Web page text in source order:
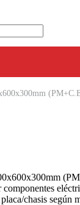
chasis según